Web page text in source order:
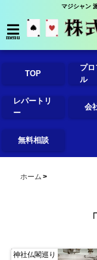
マジシャン
menu
TOP
プ
ル
レパートリ
ー
会
無料相談
ホーム
神社仏閣巡り